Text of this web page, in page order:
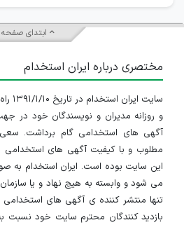
کارمند اداری
۱۱ ماه پیش
کارشناس حسابداری
زنجان
۲ سال پیش
کارشناس حسابداری
زنجان
ابتدای صفحه
مختصری درباره ایران استخدام
و روزانه مدیران و نویسندگان خود در
آگهی های استخدامی گام برداشت. سعی
مطلوب و با کیفیت آگهی های استخدامی
این سایت بوده است. ایران استخدام
می شود و وابسته به هیچ نهاد و یا
تنها منتشر کننده ی آگهی های استخدامی
بازدید کنندگان محترم سایت خود